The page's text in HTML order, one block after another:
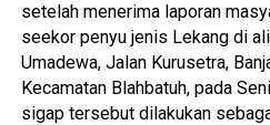
setelah menerima laporan
seekor penyu jenis Lekang di
Umadewa, Jalan Kurusetra,
Kecamatan Blahbatuh, pada
sigap tersebut dilakukan